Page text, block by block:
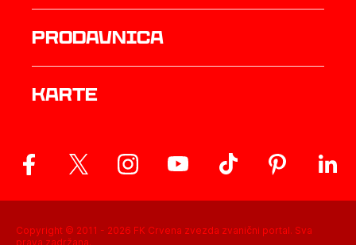
prodavnica
Karte
Copyright © 2011 - 2026 FK Crvena zvezda zvanični portal. Sva
prava zadržana.